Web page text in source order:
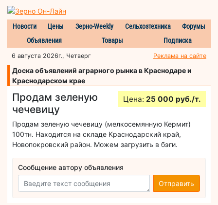
Новости Цены Зерно-Weekly Сельхозтехника
Форумы
Объявления
Товары Подписка
6 августа 2026г., Четверг Реклама на сайте
Доска объявлений аграрного рынка в Краснодаре и
Краснодарском крае
Продам зеленую
чечевицу
Цена: 25 000 руб./т.
Продам зеленую чечевицу (мелкосемянную Кермит)
100тн. Находится на складе Краснодарский край,
Новопокровский район. Можем загрузить в бэги.
Сообщение автору объявления
Отправить